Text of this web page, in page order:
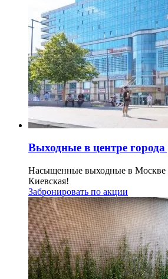
Выходные в центре
Насыщенные выходные в Москве
Киевская!
Забронировать по акции